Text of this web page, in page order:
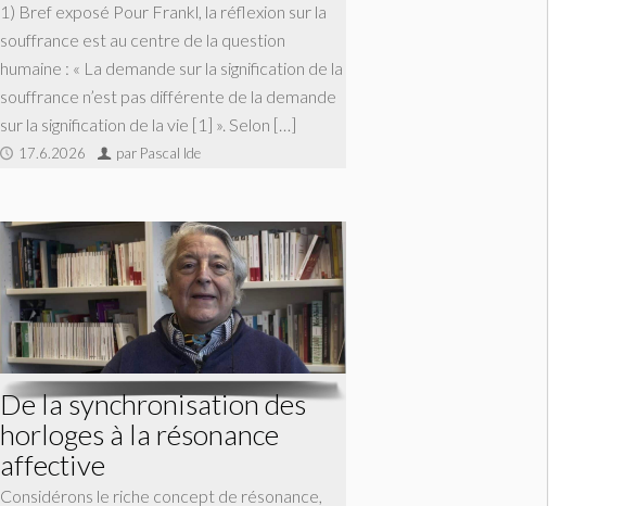
1) Bref exposé Pour Frankl, la réflexion sur la
souffrance est au centre de la question
humaine : « La demande sur la signification de la
souffrance n’est pas différente de la demande
sur la signification de la vie [1] ». Selon […]
17.6.2026 par Pascal Ide
De la synchronisation des
horloges à la résonance
affective
Considérons le riche concept de résonance,